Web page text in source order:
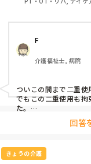
これは、どこでも当
なりました。皆様の
F
介護福祉士, 病院
ついこの間まで二重使
でもこの二重使用も
た。
対策というか、もう
護服（つなぎ）です。
回答
きょうの介護